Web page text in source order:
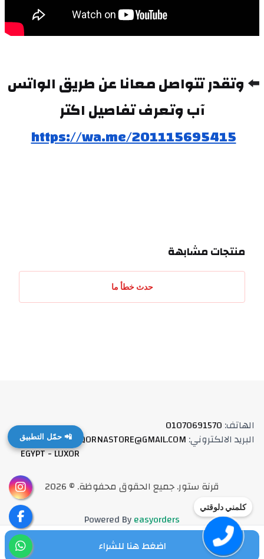
كلمني دلوقتي
📲 حمّل التطبيق
⬅️
آب وتعرف تفاصيل اكتر
https://wa.me/201115695415
منتجات مشابهة
حدث خطأ ما
اضغط هنا للشراء
الهاتف:
01070691570
البريد الالكتروني:
QORNASTORE@GMAIL.COM العنوان:
EGYPT - LUXOR
قرنة ستور.جميع الحقوق محفوظة. ©
2026
Powered Byeasyorders